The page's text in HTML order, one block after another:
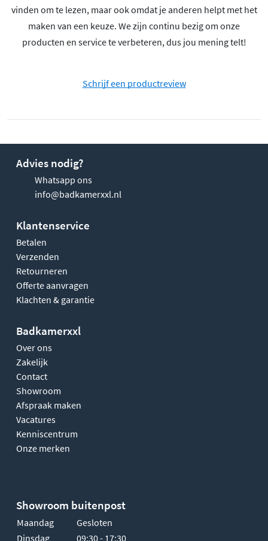
vinden om te lezen, maar ook omdat je anderen helpt met het
maken van een keuze. We zijn continu bezig om onze
producten en service te verbeteren, dus jou mening telt!
Schrijf een productreview
Advies nodig?
Whatsapp ons
info@badkamerxxl.nl
Klantenservice
Betalen
Verzenden
Retourneren
Offerte aanvragen
Klachten & garantie
Badkamerxxl
Over ons
Zakelijk
Contact
Showroom
Afspraak maken
Vacatures
Kenniscentrum
Onze merken
Showroom buitenpost
Maandag
Gesloten
Dinsdag
09:30 - 17:30